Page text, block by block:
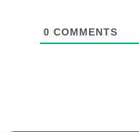
0 COMMENTS